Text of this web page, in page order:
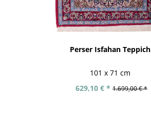
Perser Isfahan Teppich
101 x 71 cm
629,10 € * 1.699,00 € *